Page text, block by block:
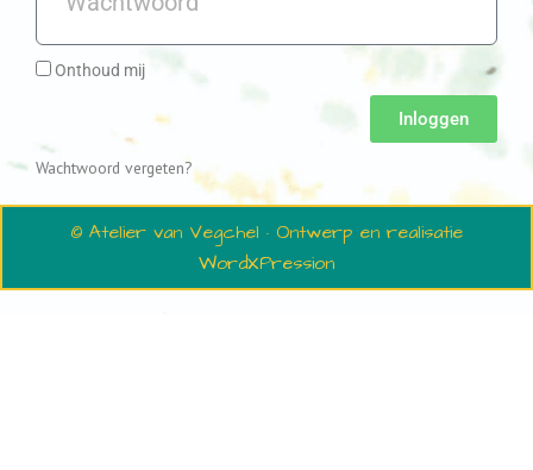
Onthoud mij
Inloggen
Wachtwoord vergeten?
© Atelier van Vegchel · Ontwerp en realisatie
WordXPression